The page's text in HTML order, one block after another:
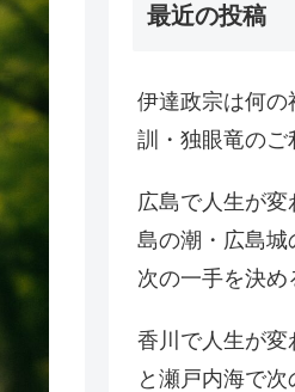
最近の投稿
伊達政宗は何の
訓・独眼竜のご
広島で人生が
島の潮・広島
次の一手を決め
香川で人生が
と瀬戸内海で